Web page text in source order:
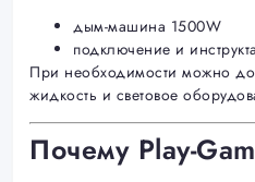
дым-машина 1500W
подключение и
При необходимости можно
жидкость и световое
Почему Play-